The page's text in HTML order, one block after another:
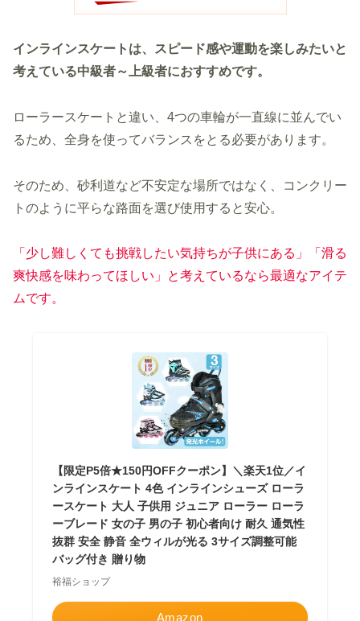
インラインスケートは、スピード感や運動を楽しみたいと
考えている中級者～上級者におすすめです。
ローラースケートと違い、4つの車輪が一直線に並んでい
るため、全身を使ってバランスをとる必要があります。
そのため、砂利道など不安定な場所ではなく、コンクリー
トのように平らな路面を選び使用すると安心。
「少し難しくても挑戦したい気持ちが子供にある」「滑る
爽快感を味わってほしい」と考えているなら最適なアイテ
ムです。
【限定P5倍★150円OFFクーポン】＼楽天1位／イ
ンラインスケート 4色 インラインシューズ ローラ
ースケート 大人 子供用 ジュニア ローラー ローラ
ーブレード 女の子 男の子 初心者向け 耐久 通気性
抜群 安全 静音 全ウィルが光る 3サイズ調整可能
バッグ付き 贈り物
裕福ショップ
Amazon